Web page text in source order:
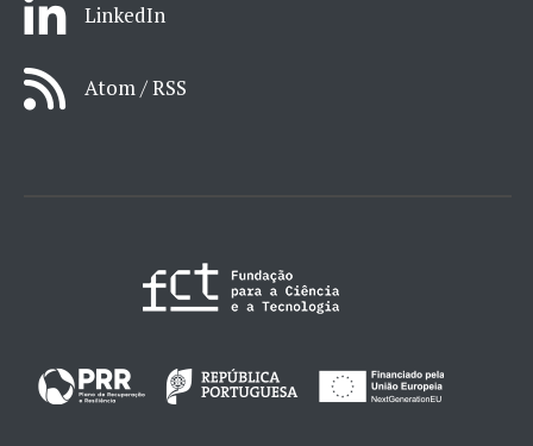
LinkedIn
Atom / RSS